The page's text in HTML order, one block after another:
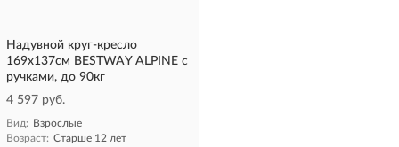
Надувной круг-кресло
169х137см BESTWAY ALPINE с
ручками, до 90кг
4 597 руб.
Вид: Взрослые
Возраст: Старше 12 лет